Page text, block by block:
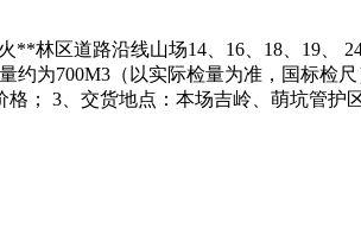
区道路沿线山场14、16、18、19、
约为700M3（以实际检量为准，国标检
； 3、交货地点：本场吉岭、萌坑管